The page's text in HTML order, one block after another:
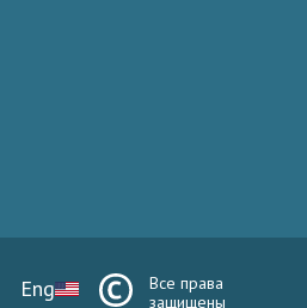
Eng
Все права
защищены